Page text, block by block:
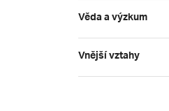
Věda a výzkum
Vnější vztahy